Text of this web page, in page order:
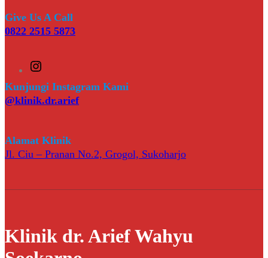
Give Us A Call
0822 2515 5873
s
t
a
a
m
Kunjungi Instagram Kami
@klinik.dr.arief
Alamat Klinik
Jl. Ciu – Pranan No.2, Grogol, Sukoharjo
Klinik dr. Arief Wahyu